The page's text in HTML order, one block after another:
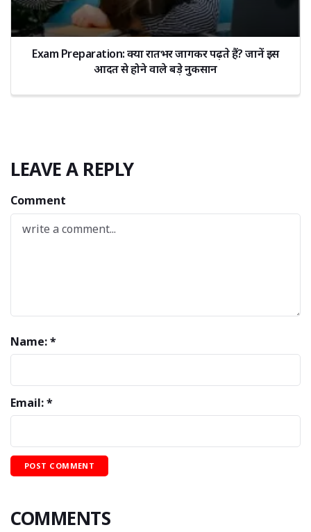
Exam Preparation: क्या रातभर जागकर पढ़ते हैं? जानें इस
आदत से होने वाले बड़े नुकसान
LEAVE A REPLY
Comment
Name: *
Email: *
COMMENTS